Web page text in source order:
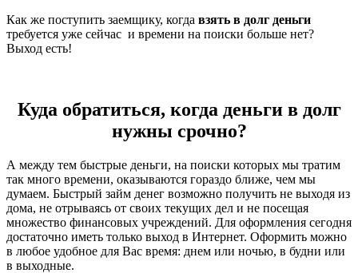
Как же поступить заемщику, когда взять в долг деньги
требуется уже сейчас и времени на поиски больше нет?
Выход есть!
Куда обратиться, когда деньги в долг
нужны срочно?
А между тем быстрые деньги, на поиски которых мы тратим
так много времени, оказываются гораздо ближе, чем мы
думаем. Быстрый займ денег возможно получить не выходя из
дома, не отрываясь от своих текущих дел и не посещая
множество финансовых учреждений. Для оформления сегодня
достаточно иметь только выход в Интернет. Оформить можно
в любое удобное для Вас время: днем или ночью, в будни или
в выходные.